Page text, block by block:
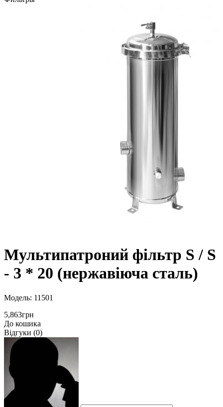
Мультипатроний фільтр S / S
- 3 * 20 (нержавіюча сталь)
Модель: 11501
5,863грн
До кошика
Відгуки (0)